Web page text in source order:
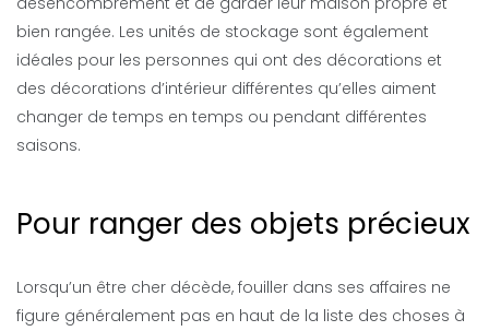
bien rangée. Les unités de stockage sont également
idéales pour les personnes qui ont des décorations et
des décorations d’intérieur différentes qu’elles aiment
changer de temps en temps ou pendant différentes
saisons.
Pour ranger des objets précieux
Lorsqu’un être cher décède, fouiller dans ses affaires ne
figure généralement pas en haut de la liste des choses à